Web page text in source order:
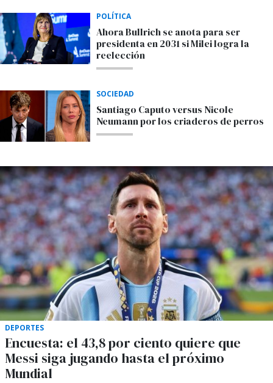
POLÍTICA
Ahora Bullrich se anota para ser
presidenta en 2031 si Milei logra la
reelección
SOCIEDAD
Santiago Caputo versus Nicole
Neumann por los criaderos de perros
DEPORTES
Encuesta: el 43,8 por ciento quiere que
Messi siga jugando hasta el próximo
Mundial